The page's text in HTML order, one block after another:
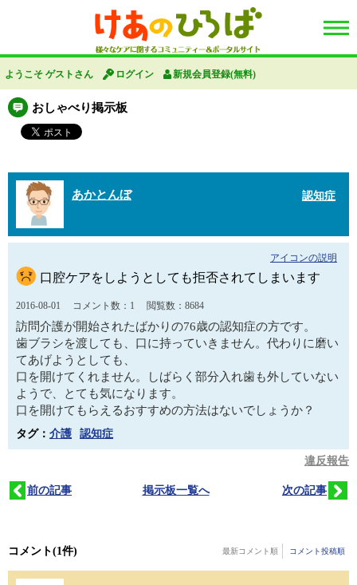
ようこそ ゲストさん ログイン 新規会員登録(無料)
おしゃべり掲示板
あかとんぼ 認知症
口腔ケアをしようとしても拒否されてしまいます
2016-08-01 コメント数：1 閲覧数：8684
訪問介護が開始されたばかりの76歳の認知症の方です。
歯ブラシを渡しても、口に持っていきません。代わりに磨い
てあげようとしても、
口を開けてくれません。しばらく部分入れ歯も外していない
ようで、とても気になります。
口を開けてもらえるおすすめの方法はないでしょうか？
タグ： 介護 認知症
アイコンの説明
違反報告
前の記事 掲示板一覧へ 次の記事
コメント(1件) 最新コメント順 コメント投稿順